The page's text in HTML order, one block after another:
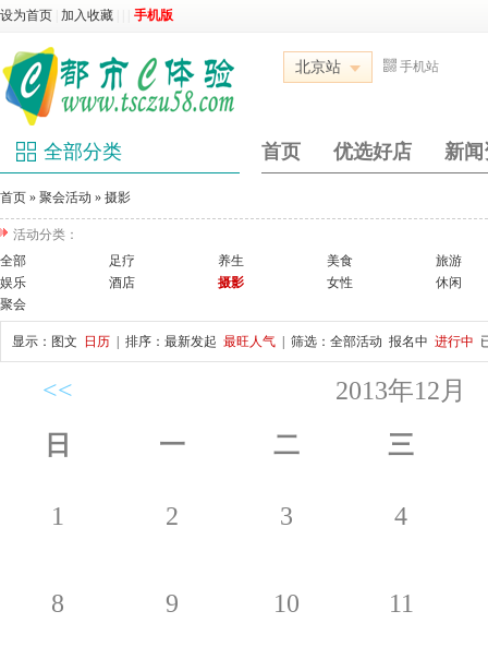
设为首页 加入收藏 手机版
北京站 手机站
全部分类 首页 优选好店 新闻
首页 » 聚会活动 » 摄影
活动分类：
全部
足疗 养生 美食
旅游
娱乐
酒店 摄影 女性
休闲
聚会
显示： 图文 日历 | 排序： 最新发起 最旺人气 | 筛选： 全部活动 报名中 进行中
<<
2013年12月
日
一 二 三
1 2 3 4
8 9 10 11